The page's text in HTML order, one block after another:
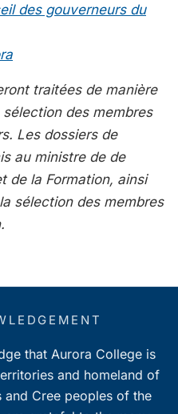
des gouverneurs du
traitées de manière
des membres
Les dossiers de
au ministre de de
de la Formation, ainsi
sélection des membres
that Aurora College is
and homeland of
and Cree peoples of the